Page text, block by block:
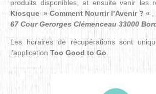
produits disponibles, et ensuite venir les
Kiosque » Comment Nourrir l’Avenir ? «
67 Cour Gerorges Clémenceau 33000
Les horaires de récupérations sont
l’application Too Good to Go.